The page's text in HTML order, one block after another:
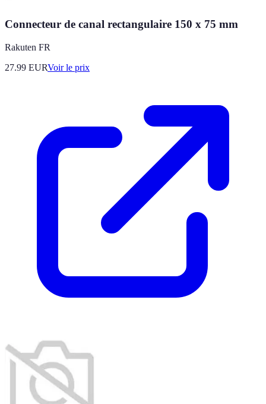
Connecteur de canal rectangulaire 150 x 75 mm
Rakuten FR
27.99 EURVoir le prix